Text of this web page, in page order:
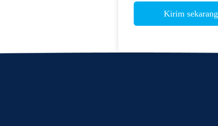
Kirim sekarang